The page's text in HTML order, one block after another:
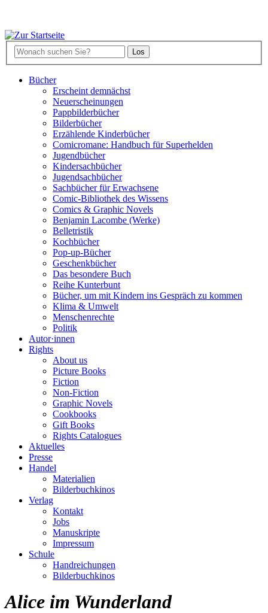
Bücher
Erscheint demnächst
Neuerscheinungen
Pappbilderbücher
Bilderbücher
Erzählende Kinderbücher
Comicromane: Handbuch für Superhelden
Jugendbücher
Kindersachbücher
Jugendsachbücher
Sachbücher für Erwachsene
Comic-Bibliothek des Wissens
Comics & Graphic Novels
Benjamin Lacombe (Werke)
Belletristik
Kochbücher
Pop-up-Bücher
Geschenkbücher
Das besondere Buch
Reihe Kunterbunt
Bücher, um mit Kindern ins Gespräch zu kommen
Klima & Umwelt
Menschenrechte
Politik
Autor·innen
Rights
About us
Picture Books
Fiction
Non-Fiction
Graphic Novels
Cookbooks
Gift Books
Rights Catalogues
Aktuelles
Presse
Handel
Materialien
Bilderbuchkinos
Verlag
Kontakt
Jobs
Manuskripte
Impressum
Schule
Handreichungen
Bilderbuchkinos
Alice im Wunderland